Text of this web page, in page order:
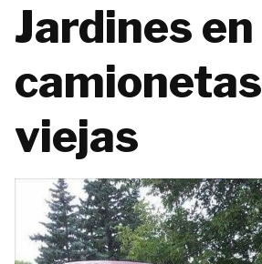
Jardines en
camionetas
viejas